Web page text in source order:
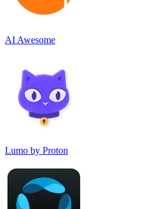
AI Awesome
Lumo by Proton